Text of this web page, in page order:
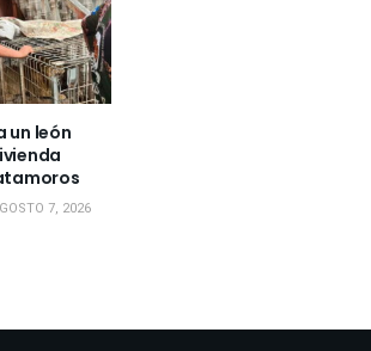
un león
7, 2026